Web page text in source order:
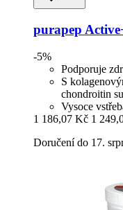
purapep
-5%
Podporuje
S
chondroitin
Vysoce
1 186,07 Kč 1
Doručení do 17.